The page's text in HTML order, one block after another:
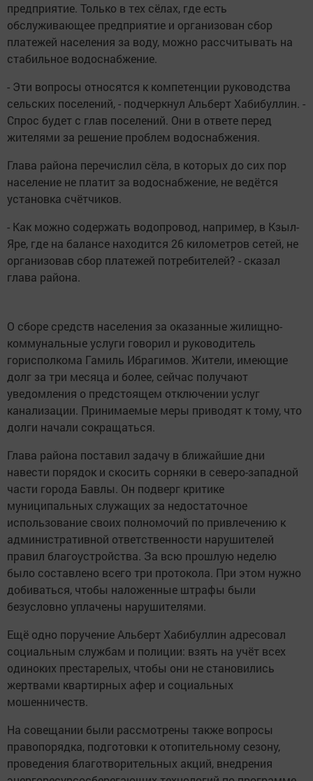
предприятие. Только в тех сёлах, где есть
обслуживающее предприятие и организован сбор
платежей населения за воду, можно рассчитывать на
стабильное водоснабжение.
- Эти вопросы относятся к компетенции руководства
сельских поселений, - подчеркнул Альберт Хабибуллин. -
Спрос будет с глав поселений. Они в ответе перед
жителями за решение проблем водоснабжения.
Глава района перечислил сёла, в которых до сих пор
население не платит за водоснабжение, не ведётся
установка счётчиков.
- Как можно содержать водопровод, например, в Кзыл-
Яре, где на балансе находится 26 километров сетей, не
организовав сбор платежей потребителей? - сказал
глава района.
О сборе средств населения за оказанные жилищно-
коммунальные услуги говорил и руководитель
горисполкома Гамиль Ибрагимов. Жители, имеющие
долг за три месяца и более, сейчас получают
уведомления о предстоящем отключении услуг
канализации. Принимаемые меры приводят к тому, что
долги начали сокращаться.
Глава района поставил задачу в ближайшие дни
навести порядок и скосить сорняки в северо-западной
части города Бавлы. Он подверг критике
муниципальных служащих за недостаточное
использование своих полномочий по привлечению к
административной ответственности нарушителей
правил благоустройства. За всю прошлую неделю
было составлено всего три протокола. При этом нужно
добиваться, чтобы наложенные штрафы были
безусловно уплачены нарушителями.
Ещё одно поручение Альберт Хабибуллин адресовал
социальным службам и полиции: взять на учёт всех
одиноких престарелых, чтобы они не становились
жертвами квартирных афер и социальных
мошенничеств.
На совещании были рассмотрены также вопросы
правопорядка, подготовки к отопительному сезону,
проведения благотворительных акций, внедрения